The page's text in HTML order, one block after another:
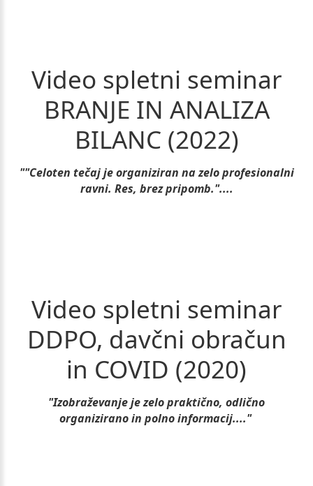
Video spletni seminar
BRANJE IN ANALIZA
BILANC (2022)
""Celoten tečaj je organiziran na zelo profesionalni
ravni. Res, brez pripomb."....
Video spletni seminar
DDPO, davčni obračun
in COVID (2020)
"Izobraževanje je zelo praktično, odlično
organizirano in polno informacij...."